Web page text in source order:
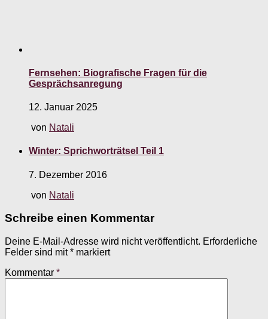
Fernsehen: Biografische Fragen für die
Gesprächsanregung
12. Januar 2025
von Natali
Winter: Sprichworträtsel Teil 1
7. Dezember 2016
von Natali
Schreibe einen Kommentar
Deine E-Mail-Adresse wird nicht veröffentlicht. Erforderliche
Felder sind mit* markiert
Kommentar *